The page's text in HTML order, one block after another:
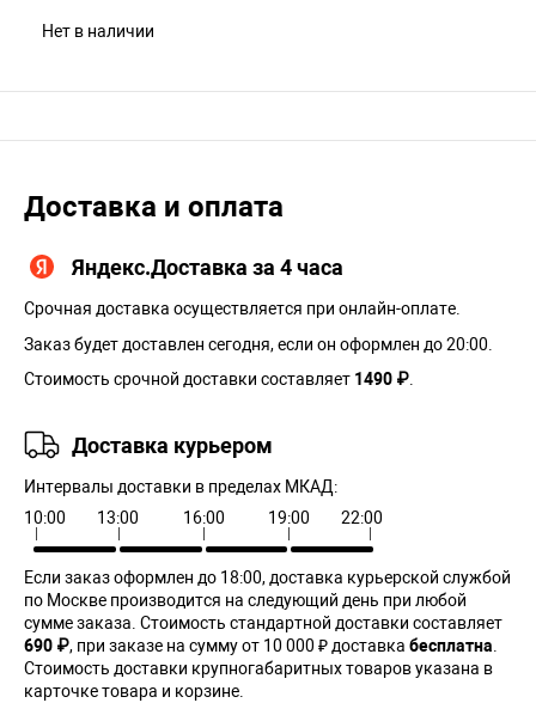
Нет в наличии
Доставка и оплата
Яндекс.Доставка за 4 часа
Срочная доставка осуществляется при онлайн-оплате.
Заказ будет доставлен сегодня, если он оформлен до 20:00.
Стоимость срочной доставки составляет 1490 ₽.
Доставка курьером
Интервалы доставки в пределах МКАД:
10:00
13:00 16:00 19:00 22:00
Если заказ оформлен до 18:00, доставка курьерской службой
по Москве производится на следующий день при любой
сумме заказа. Cтоимость стандартной доставки составляет
690 ₽, при заказе на сумму от 10 000 ₽ доставка бесплатна.
Стоимость доставки крупногабаритных товаров указана в
карточке товара и корзине.